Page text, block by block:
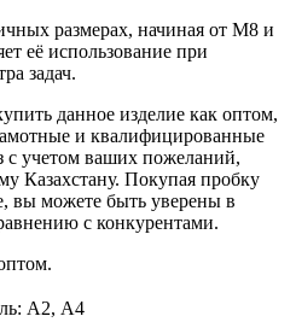
размерах, начиная от М8 и
её использование при
задач.
данное изделие как оптом,
и квалифицированные
с учетом ваших пожеланий,
Казахстану. Покупая пробку
вы можете быть уверены в
с конкурентами.
А2, А4